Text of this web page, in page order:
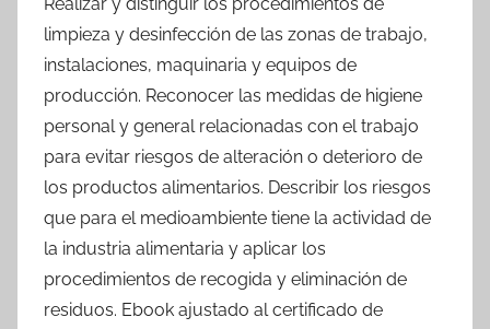
limpieza y desinfección de las zonas de trabajo,
instalaciones, maquinaria y equipos de
producción. Reconocer las medidas de higiene
personal y general relacionadas con el trabajo
para evitar riesgos de alteración o deterioro de
los productos alimentarios. Describir los riesgos
que para el medioambiente tiene la actividad de
la industria alimentaria y aplicar los
procedimientos de recogida y eliminación de
residuos. Ebook ajustado al certificado de